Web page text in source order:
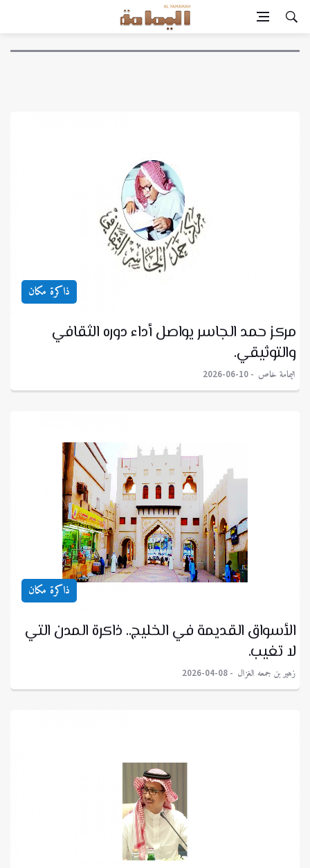
ذاكرة مكان
مركز حمد الجاسر يواصل أداء دوره الثقافي
والتوثيقي.
اليمامة خاص 2026-06-10
ذاكرة مكان
الأسواق القديمة في الخليج.. ذاكرة المدن التي
لا تغيب.
زهير بن جمعه الغزال 2026-04-08